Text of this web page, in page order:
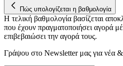
Πώς υπολογίζεται η βαθμολογία
Η τελική βαθμολογία βασίζεται
που έχουν πραγματοποιήσει αγορά
επιβεβαιώσει την αγορά τους.
Γράψου στο Νewsletter μας για νέα